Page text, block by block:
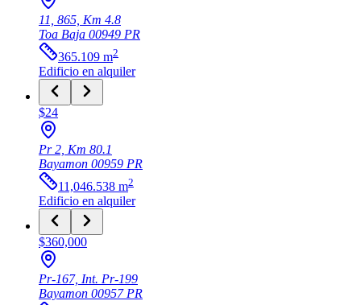
11, 865, Km 4.8
Toa Baja 00949 PR
365.109 m2
Edificio en alquiler
$24
Pr 2, Km 80.1
Bayamon 00959 PR
11,046.538 m2
Edificio en alquiler
$360,000
Pr-167, Int. Pr-199
Bayamon 00957PR